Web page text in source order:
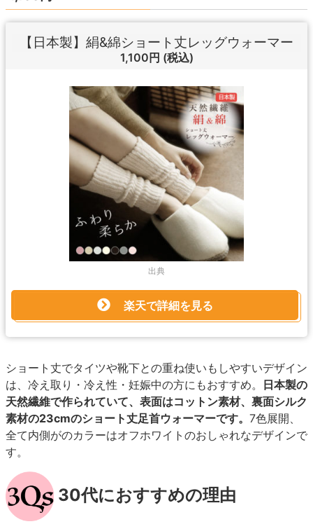
【日本製】絹&綿ショート丈レッグウォーマー
1,100円 (税込)
出典
楽天で詳細を見る
ショート丈でタイツや靴下との重ね使いもしやすいデザイン
は、冷え取り・冷え性・妊娠中の方にもおすすめ。
日本製の
天然繊維で作られていて、表面はコットン素材、裏面シルク
素材の23cmのショート丈足首ウォーマーです。 7色展開、
全て内側がのカラーはオフホワイトのおしゃれなデザインで
す。
30代におすすめの理由